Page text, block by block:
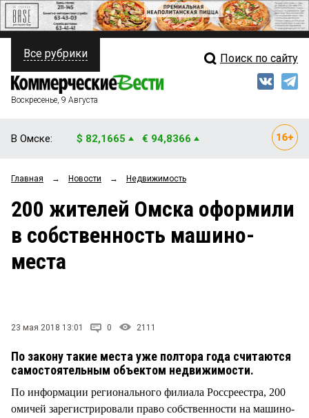
ПОЛИТИКА
ФИНАНСЫ
ОБЩЕСТВО
ЗАКОН
Свежий выпуск
Мнения
Рейтинги
Блоги
Все рубрики Поиск по сайту
Воскресенье, 9 Августа
В Омске: $ 82,1665 € 94,8366
Главная → Новости → Недвижимость
200 жителей Омска оформили
в собственность машино-
места
23 мая 2018 13:01 0 2111
По закону такие места уже полтора года считаются
самостоятельным объектом недвижимости.
По информации регионального филиала Россреестра, 200
омичей зарегистрировали право собственности на машино-